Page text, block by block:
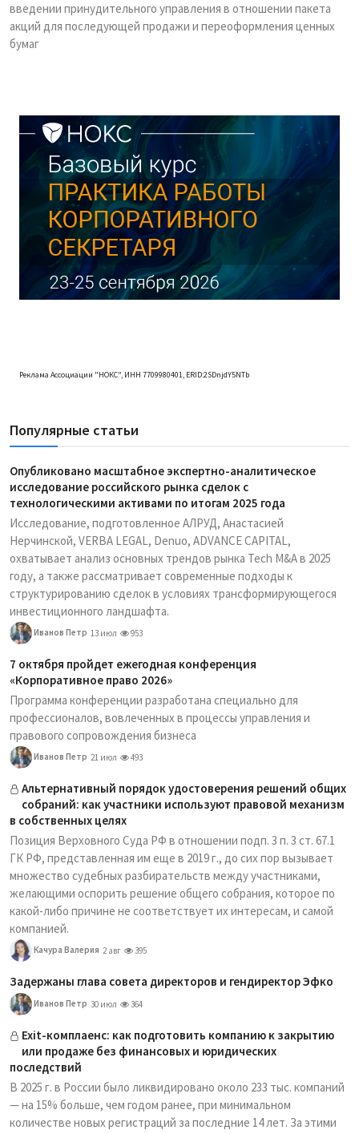
введении принудительного управления в отношении пакета
акций для последующей продажи и переоформления ценных
бумаг
Реклама Ассоциации "НОКС", ИНН 7709980401, ERID:2SDnjdY5NTb
Популярные статьи
Опубликовано масштабное экспертно-аналитическое
исследование российского рынка сделок с
технологическими активами по итогам 2025 года
Исследование, подготовленное АЛРУД, Анастасией
Нерчинской, VERBA LEGAL, Denuo, ADVANCE CAPITAL,
охватывает анализ основных трендов рынка Tech M&A в 2025
году, а также рассматривает современные подходы к
структурированию сделок в условиях трансформирующегося
инвестиционного ландшафта.
Иванов Петр 13 июл 953
7 октября пройдет ежегодная конференция
«Корпоративное право 2026»
Программа конференции разработана специально для
профессионалов, вовлеченных в процессы управления и
правового сопровождения бизнеса
Иванов Петр 21 июл 493
Альтернативный порядок удостоверения решений общих
собраний: как участники используют правовой механизм
в собственных целях
Позиция Верховного Суда РФ в отношении подп. 3 п. 3 ст. 67.1
ГК РФ, представленная им еще в 2019 г., до сих пор вызывает
множество судебных разбирательств между участниками,
желающими оспорить решение общего собрания, которое по
какой-либо причине не соответствует их интересам, и самой
компанией.
Качура Валерия 2 авг 395
Задержаны глава совета директоров и гендиректор Эфко
Иванов Петр 30 июл 364
Exit-комплаенс: как подготовить компанию к закрытию
или продаже без финансовых и юридических
последствий
В 2025 г. в России было ликвидировано около 233 тыс. компаний
— на 15% больше, чем годом ранее, при минимальном
количестве новых регистраций за последние 14 лет. За этими